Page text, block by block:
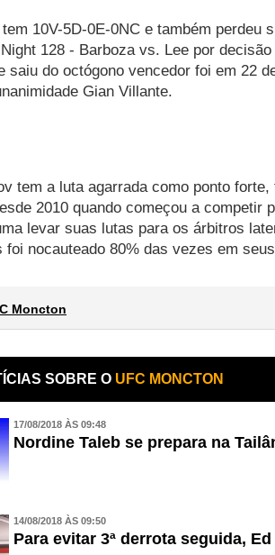
10V-5D-0E-0NC e também perdeu
128 - Barboza vs. Lee por
saiu do octógono vencedor foi em 22
Gian Villante.
tem a luta agarrada como ponto
2010 quando começou a competir
levar suas lutas para os árbitros
foi nocauteado 80% das vezes em
Moncton
SOBRE O UFC MONCTON
17/08/2018 ÀS 09:48
Nordine Taleb se prepara na
14/08/2018 ÀS 09:50
Para evitar 3ª derrota seguida,